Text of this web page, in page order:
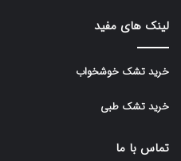
لینک های مفید
خرید تشک خوشخواب
خرید تشک طبی
تماس با ما